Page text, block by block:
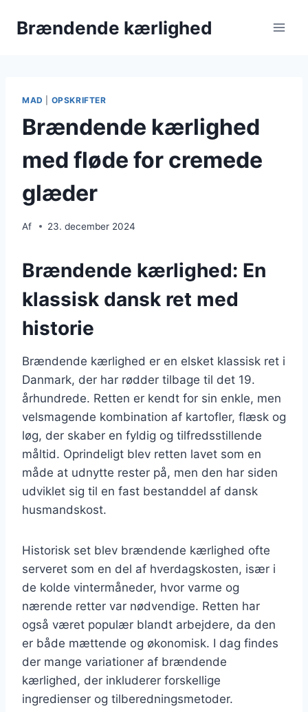
Brændende kærlighed
MAD OPSKRIFTER
Brændende kærlighed
med fløde for cremede
glæder
Af 23. december 2024
Brændende kærlighed: En
klassisk dansk ret med
historie
Brændende kærlighed er en elsket klassisk ret i
Danmark, der har rødder tilbage til det 19.
århundrede. Retten er kendt for sin enkle, men
velsmagende kombination af kartofler, flæsk og
løg, der skaber en fyldig og tilfredsstillende
måltid. Oprindeligt blev retten lavet som en
måde at udnytte rester på, men den har siden
udviklet sig til en fast bestanddel af dansk
husmandskost.
Historisk set blev brændende kærlighed ofte
serveret som en del af hverdagskosten, især i
de kolde vintermåneder, hvor varme og
nærende retter var nødvendige. Retten har
også været populær blandt arbejdere, da den
er både mættende og økonomisk. I dag findes
der mange variationer af brændende
kærlighed, der inkluderer forskellige
ingredienser og tilberedningsmetoder.